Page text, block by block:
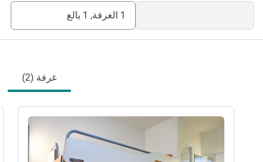
1 الغرفة, 1 بالغ
غرفة (2)
راجع التفاصيل